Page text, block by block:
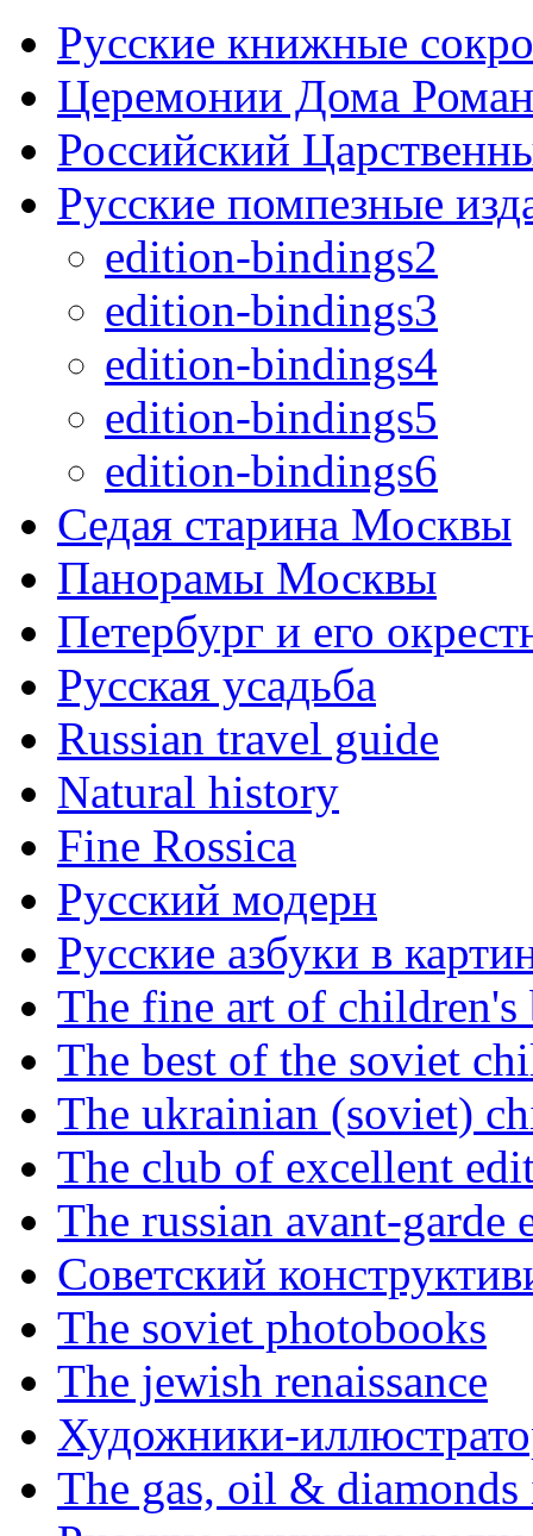
Русские книжные
Церемонии Дома
Российский
Русские помпезные
edition-bindings2
edition-bindings3
edition-bindings4
edition-bindings5
edition-bindings6
Седая старина Москвы
Панорамы Москвы
Петербург и его
Русская усадьба
Russian travel guide
Natural history
Fine Rossica
Русский модерн
Русские азбуки в
The fine art of
The best of the soviet
The ukrainian (soviet)
The club of excellent
The russian avant-garde
Советский
The soviet photobooks
The jewish renaissance
Художники-
The gas, oil & diamonds